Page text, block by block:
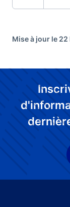
Mise à jour le